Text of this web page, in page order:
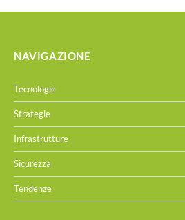
NAVIGAZIONE
Tecnologie
Strategie
Infrastrutture
Sicurezza
Tendenze